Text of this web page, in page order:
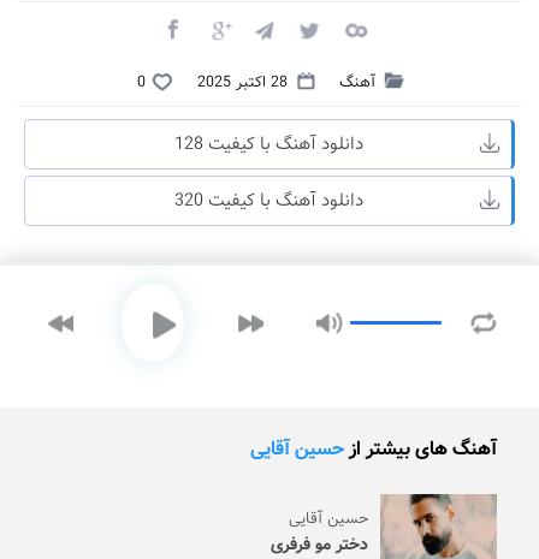
آهنگ 28 اکتبر 2025 0
دانلود آهنگ با کیفیت 128
دانلود آهنگ با کیفیت 320
آهنگ های بیشتر ازحسین آقایی
حسین آقایی
دختر مو فرفری